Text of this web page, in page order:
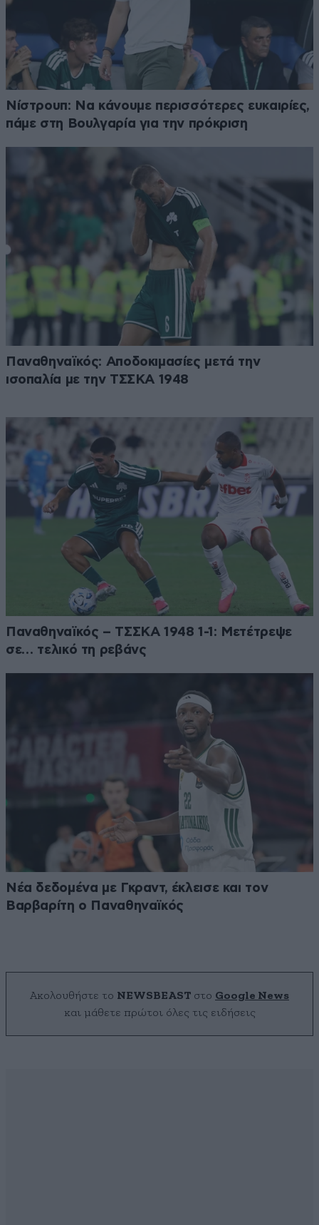
Νίστρουπ: Να κάνουμε περισσότερες ευκαιρίες,
πάμε στη Βουλγαρία για την πρόκριση
Παναθηναϊκός: Αποδοκιμασίες μετά την
ισοπαλία με την ΤΣΣΚΑ 1948
Παναθηναϊκός – ΤΣΣΚΑ 1948 1-1: Μετέτρεψε
σε… τελικό τη ρεβάνς
Νέα δεδομένα με Γκραντ, έκλεισε και τον
Βαρβαρίτη ο Παναθηναϊκός
Ακολουθήστε το NEWSBEAST στο Google News
και μάθετε πρώτοι όλες τις ειδήσεις